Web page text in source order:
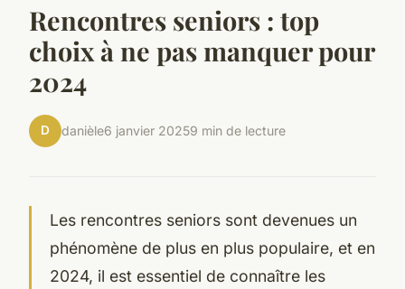
Rencontres seniors : top
choix à ne pas manquer pour
2024
D danièle6 janvier 20259 min de lecture
Les rencontres seniors sont devenues un
phénomène de plus en plus populaire, et en
2024, il est essentiel de connaître les